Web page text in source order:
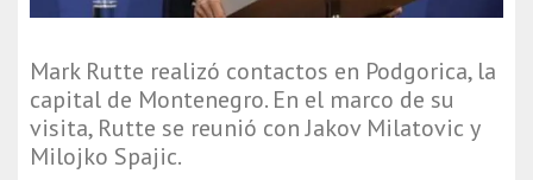
Mark Rutte realizó contactos en Podgorica, la
capital de Montenegro. En el marco de su
visita, Rutte se reunió conJakov Milatovic y
Milojko Spajic.